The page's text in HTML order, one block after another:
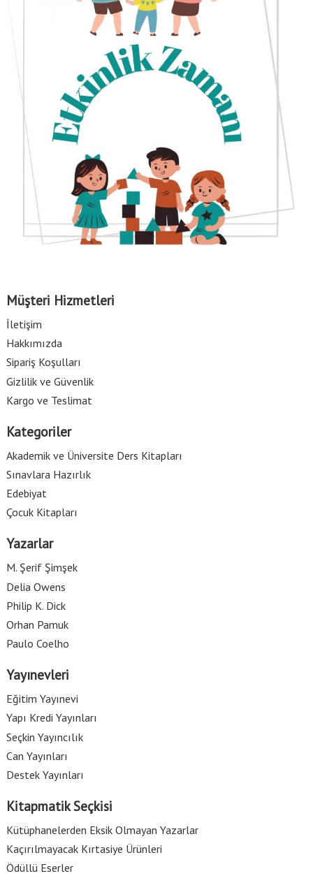
Müşteri Hizmetleri
İletişim
Hakkımızda
Sipariş Koşulları
Gizlilik ve Güvenlik
Kargo ve Teslimat
Kategoriler
Akademik ve Üniversite Ders Kitapları
Sınavlara Hazırlık
Edebiyat
Çocuk Kitapları
Yazarlar
M. Şerif Şimşek
Delia Owens
Philip K. Dick
Orhan Pamuk
Paulo Coelho
Yayınevleri
Eğitim Yayınevi
Yapı Kredi Yayınları
Seçkin Yayıncılık
Can Yayınları
Destek Yayınları
Kitapmatik Seçkisi
Kütüphanelerden Eksik Olmayan Yazarlar
Kaçırılmayacak Kırtasiye Ürünleri
Ödüllü Eserler